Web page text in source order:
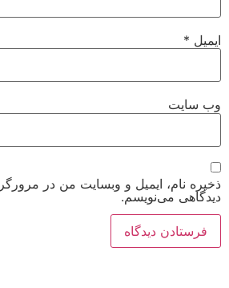
ایمیل*
وب‌ سایت
ذخیره نام، ایمیل و وبسایت من در مرورگر
دیدگاهی می‌نویسم.